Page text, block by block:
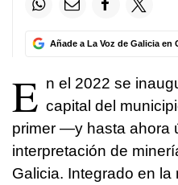
Añade a La Voz de Galicia en
E n el 2022 se
capital del
primer —y hasta ahora
interpretación de
Galicia. Integrado en la